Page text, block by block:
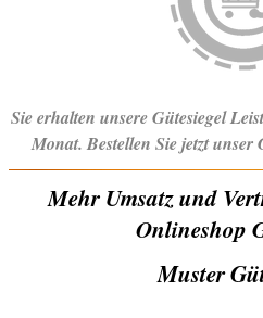
Sie erhalten unsere Gütesiegel
Monat. Bestellen Sie jetzt unser
Mehr Umsatz und
Onlineshop
Muster